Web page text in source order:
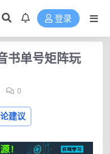
登录
书单号矩阵玩
0
建议